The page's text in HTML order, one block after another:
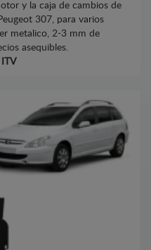
y la caja de cambios de
307, para varios
metalico, 2-3 mm de
asequibles.